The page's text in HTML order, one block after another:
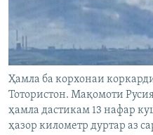
Ҳамла ба корхонаи
Тотористон. Мақомоти
ҳамла дастикам 13 нафар
ҳазор километр дуртар аз